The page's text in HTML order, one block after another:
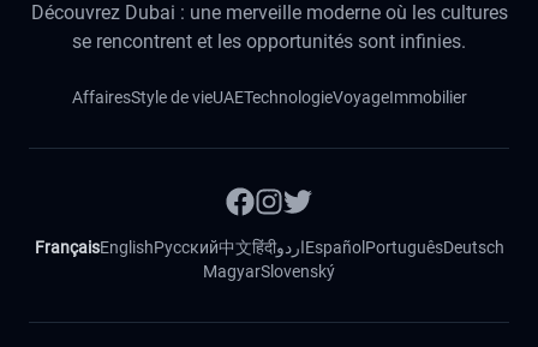
Découvrez Dubai : une merveille moderne où les cultures
se rencontrent et les opportunités sont infinies.
AffairesStyle de vieUAETechnologieVoyageImmobilier
FrançaisEnglishРусский中文हिंदीاردوEspañol PortuguêsDeutsch
MagyarSlovenský